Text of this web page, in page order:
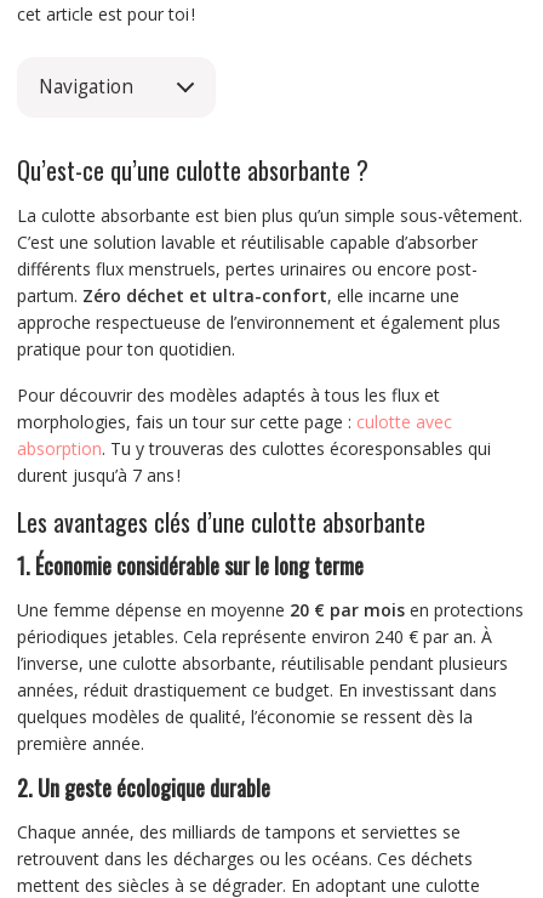
cet article est pour toi !
Navigation
Qu’est-ce qu’une culotte absorbante ?
La culotte absorbante est bien plus qu’un simple sous-vêtement.
C’est une solution lavable et réutilisable capable d’absorber
différents flux menstruels, pertes urinaires ou encore post-
partum. Zéro déchet et ultra-confort, elle incarne une
approche respectueuse de l’environnement et également plus
pratique pour ton quotidien.
Pour découvrir des modèles adaptés à tous les flux et
morphologies, fais un tour sur cette page : culotte avec
absorption. Tu y trouveras des culottes écoresponsables qui
durent jusqu’à 7 ans !
Les avantages clés d’une culotte absorbante
1.Économie considérable sur le long terme
Une femme dépense en moyenne 20 € par moisen protections
périodiques jetables. Cela représente environ 240 € par an. À
l’inverse, une culotte absorbante, réutilisable pendant plusieurs
années, réduit drastiquement ce budget. En investissant dans
quelques modèles de qualité, l’économie se ressent dès la
première année.
2.Un geste écologique durable
Chaque année, des milliards de tampons et serviettes se
retrouvent dans les décharges ou les océans. Ces déchets
mettent des siècles à se dégrader. En adoptant une culotte